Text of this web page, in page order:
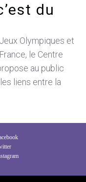
du
Olympiques et
le Centre
au public
liens entre la